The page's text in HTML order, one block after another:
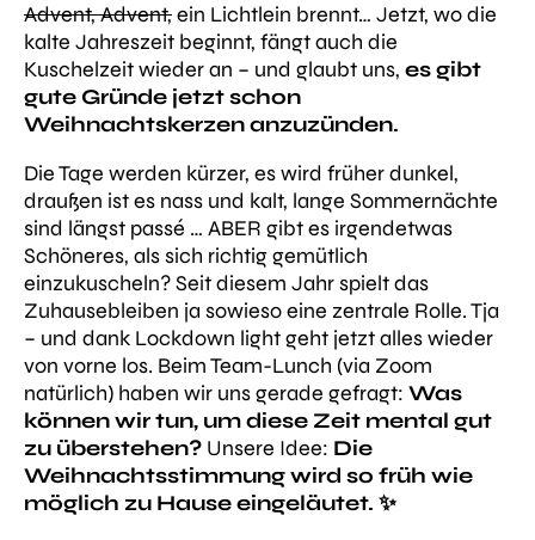
Advent, Advent,ein Lichtlein brennt… Jetzt, wo die
kalte Jahreszeit beginnt, fängt auch die
Kuschelzeit wieder an – und glaubt uns, es gibt
gute Gründe jetzt schon
Weihnachtskerzen anzuzünden.
Die Tage werden kürzer, es wird früher dunkel,
draußen ist es nass und kalt, lange Sommernächte
sind längst passé … ABER gibt es irgendetwas
Schöneres, als sich richtig gemütlich
einzukuscheln? Seit diesem Jahr spielt das
Zuhausebleiben ja sowieso eine zentrale Rolle. Tja
– und dank Lockdown light geht jetzt alles wieder
von vorne los. Beim Team-Lunch (via Zoom
natürlich) haben wir uns gerade gefragt: Was
können wir tun, um diese Zeit mental gut
zu überstehen? Unsere Idee: Die
Weihnachtsstimmung wird so früh wie
möglich zu Hause eingeläutet. ✨